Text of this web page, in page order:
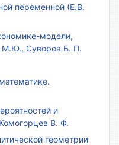
переменной (Е.В.
модели,
М.Ю., Суворов Б. П.
и
В. Ф.
геометрии